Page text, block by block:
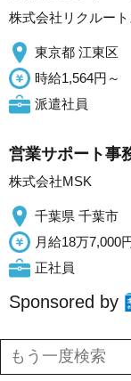
株式会社リクルー
東京都 江東区
時給1,564円～
派遣社員
営業サポート事
株式会社MSK
千葉県 千葉市
月給18万7,000
正社員
Sponsored by